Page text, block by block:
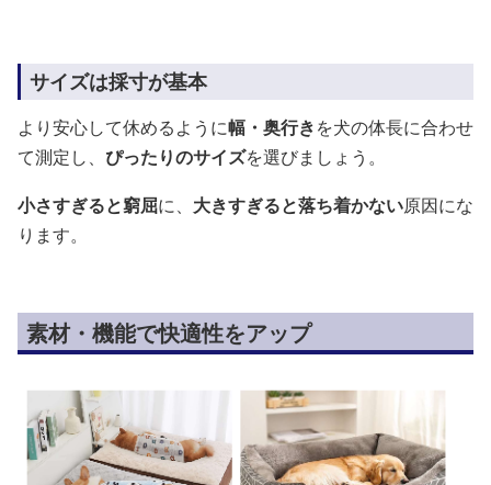
サイズは採寸が基本
より安心して休めるように幅・奥行きを犬の体長に合わせ
て測定し、 ぴったりのサイズを選びましょう。
小さすぎると窮屈に、 大きすぎると落ち着かない原因にな
ります。
素材・機能で快適性をアップ